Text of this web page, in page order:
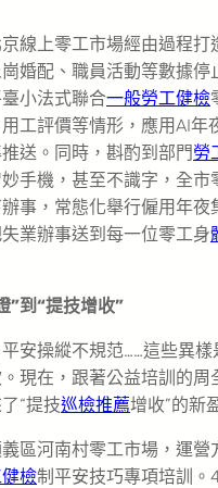
線上零工市場經由過程打
婚配、職員活動等數據停
小法式聯合一般勞工健檢
工評價等情形，應用AI年
送。同時，斟酌到部門勞
手機，甚至不識字，全市
事，常態化舉行僱用年夜
業辦事送到每一位零工身
”到“提技增收”
安操縱不規范……這些異樣
現在，跟著公益培訓的周
“提技巡檢推薦增收”的新
區河南村零工市場，運營
檢制平安技巧專項培訓。